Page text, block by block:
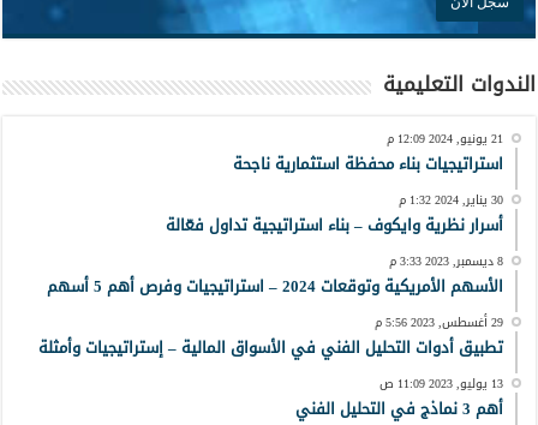
الندوات التعليمية
21 يونيو, 2024 12:09 م
استراتيجيات بناء محفظة استثمارية ناجحة
30 يناير, 2024 1:32 م
أسرار نظرية وايكوف – بناء استراتيجية تداول فعّالة
8 ديسمبر, 2023 3:33 م
الأسهم الأمريكية وتوقعات 2024 – استراتيجيات وفرص أهم 5 أسهم
29 أغسطس, 2023 5:56 م
تطبيق أدوات التحليل الفني في الأسواق المالية – إستراتيجيات وأمثلة
13 يوليو, 2023 11:09 ص
أهم 3 نماذج في التحليل الفني